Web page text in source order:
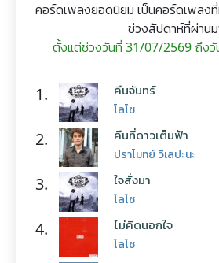
คอร์ดเพลงยอดนิยม เป็นคอร์ดเพลง
ช่วงสัปดาห์ที่ผ่านม
ตั้งแต่ช่วงวันที่ 31/07/2569 ถึง
1. คืนจันทร์
โลโซ
2. คืนที่ดาวเต็มฟ้า
ปราโมทย์ วิเลปะนะ
3. ใจสั่งมา
โลโซ
4. ไม่คิดนอกใจ
โลโซ